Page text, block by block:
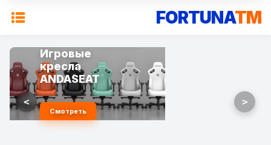
FORTUNATM
Игровые
кресла
ANDASEAT
Смотреть
< >